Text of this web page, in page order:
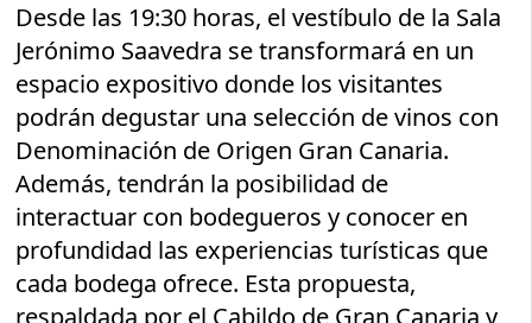
Desde las 19:30 horas, el vestíbulo de la Sala
Jerónimo Saavedra se transformará en un
espacio expositivo donde los visitantes
podrán degustar una selección de vinos con
Denominación de Origen Gran Canaria.
Además, tendrán la posibilidad de
interactuar con bodegueros y conocer en
profundidad las experiencias turísticas que
cada bodega ofrece. Esta propuesta,